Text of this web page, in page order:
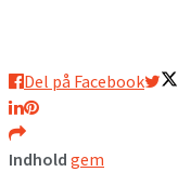
Del på Facebook
Indhold gem